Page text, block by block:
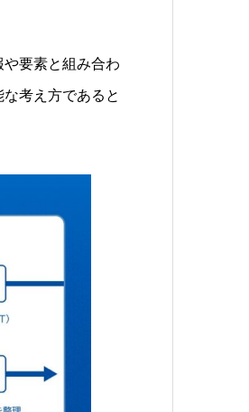
要素と組み合わ
考え方であると